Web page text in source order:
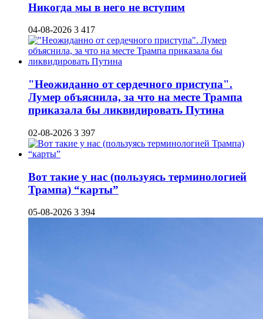
Никогда мы в него не вступим
04-08-2026 3 417
"Неожиданно от сердечного приступа".
Лумер объяснила, за что на месте Трампа
приказала бы ликвидировать Путина
02-08-2026 3 397
Вот такие у нас (пользуясь терминологией
Трампа) “карты”
05-08-2026 3 394